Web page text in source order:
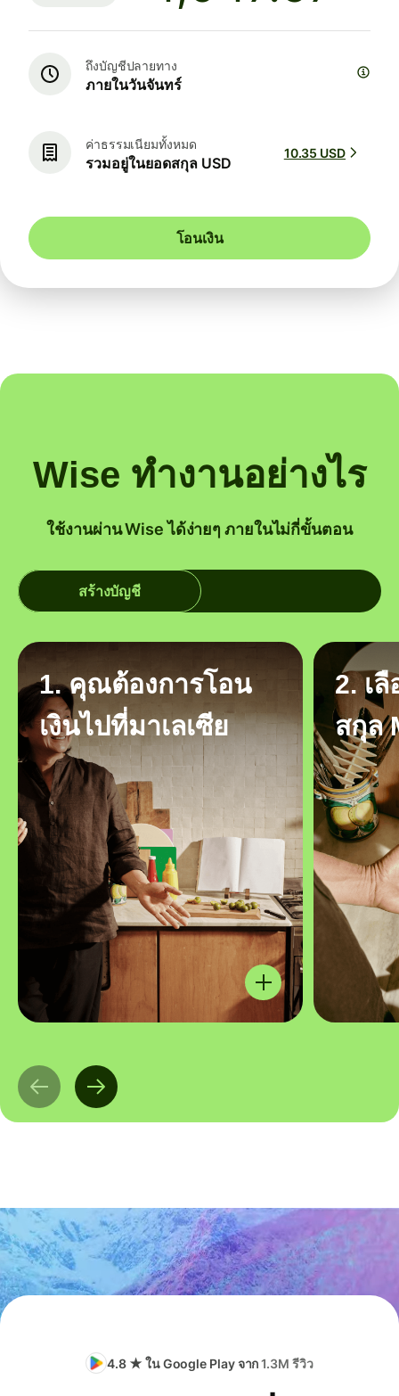
ถึงบัญชีปลายทาง
ภายในวันจันทร์
ค่าธรรมเนียมทั้งหมด
รวมอยู่ในยอดสกุล USD
10.35 USD
โอนเงิน
Wise ทำงานอย่างไร
ใช้งานผ่าน Wise ได้ง่ายๆ ภายในไม่กี่ขั้นตอน
สร้างบัญชี
1. คุณต้องการโอน
เงินไปที่มาเลเซีย
2. เ
สกุล
4.8 ★ ใน Google Play จาก1.3M รีวิว